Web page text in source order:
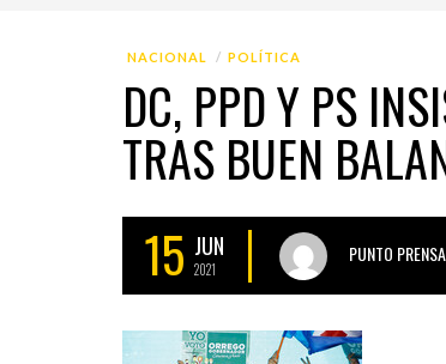
NACIONAL POLÍTICA
DC, PPD Y PS
TRAS BUEN
15 JUN
2021
PUNTO PRENSA